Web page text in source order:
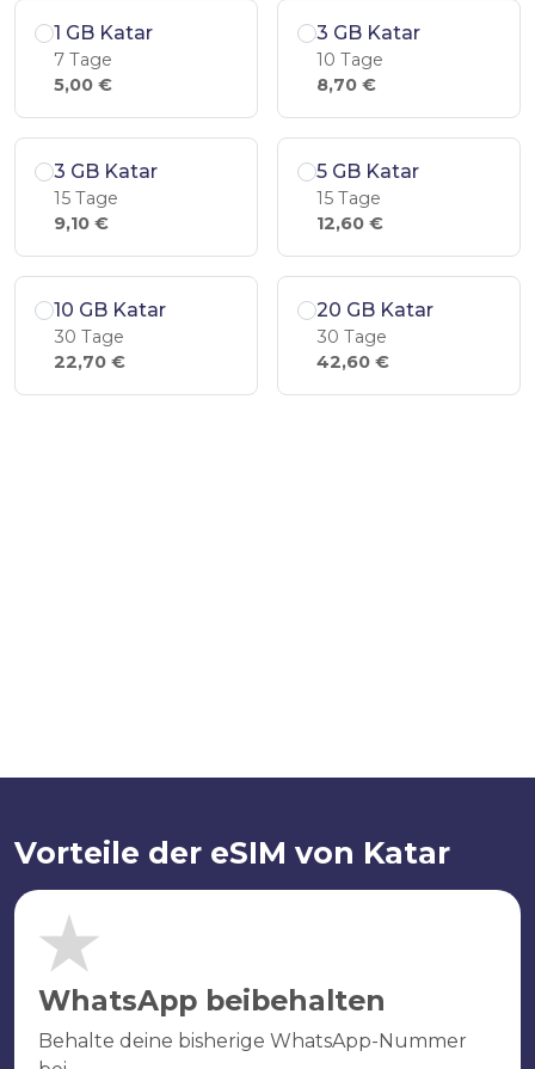
1 GB Katar
7 Tage
5,00 €
3 GB Katar
10 Tage
8,70 €
3 GB Katar
15 Tage
9,10 €
5 GB Katar
15 Tage
12,60 €
10 GB Katar
30 Tage
22,70 €
20 GB Katar
30 Tage
42,60 €
Vorteile der eSIM von Katar
WhatsApp beibehalten
Behalte deine bisherige WhatsApp-Nummer